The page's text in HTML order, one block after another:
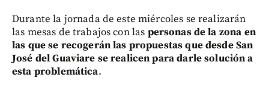
Durante la jornada de este miércoles se realizarán
las mesas de trabajos con las personas de la zona en
las que se recogerán las propuestas que desde San
José del Guaviare se realicen para darle solución a
esta problemática.